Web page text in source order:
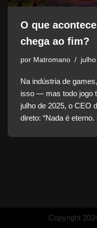
O que
chega ao fim?
por Matromano
Na indústria de
isso — mas todo jogo
julho de 2025, o CEO
direto: “Nada é
Copyright